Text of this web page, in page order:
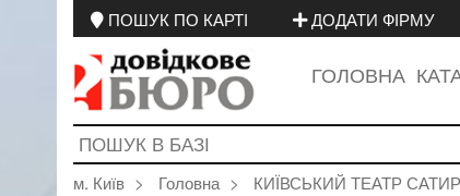
ПОШУК ПО КАРТІ ДОДАТИ ФІРМУ
ГОЛОВНА
м. Київ Головна КИЇВСЬКИЙ ТЕАТР